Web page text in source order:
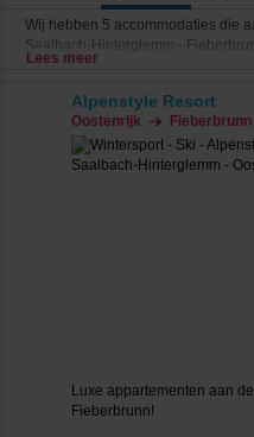
Wij hebben 5 accommodaties die
Saalbach-Hinterglemm -
Lees meer
Alpenstyle Resort
Oostenrijk Fieberbrunn
Luxe appartementen aan
Fieberbrunn!